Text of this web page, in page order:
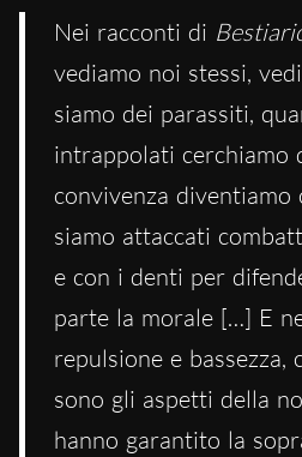
Nei racconti di
vediamo noi stessi,
siamo dei parassiti,
intrappolati cerchiamo
convivenza diventiamo
siamo attaccati
e con i denti per
parte la morale […] E
repulsione e bassezza,
sono gli aspetti della
hanno garantito la